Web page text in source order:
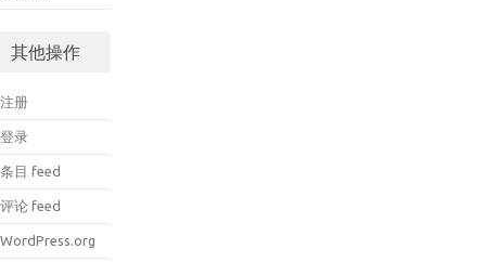
其他操作
注册
登录
条目 feed
评论 feed
WordPress.org